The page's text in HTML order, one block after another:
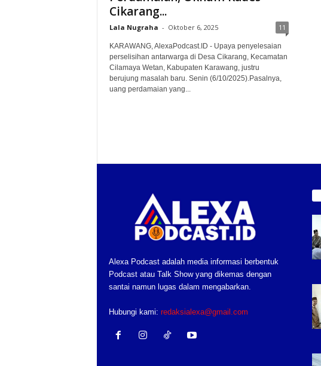
Cikarang...
Lala Nugraha - Oktober 6, 2025 11
KARAWANG, AlexaPodcast.ID - Upaya penyelesaian
perselisihan antarwarga di Desa Cikarang, Kecamatan
Cilamaya Wetan, Kabupaten Karawang, justru
berujung masalah baru. Senin (6/10/2025).‎‎Pasalnya,
uang perdamaian yang...
Alexa Podcast adalah media informasi berbentuk
Podcast atau Talk Show yang dikemas dengan
santai namun lugas dalam mengabarkan.
Hubungi kami: redaksialexa@gmail.com